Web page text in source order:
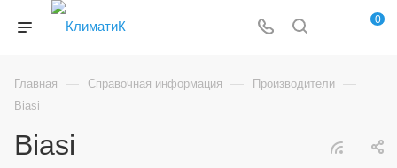
0
Главная — Справочная информация — Производители —
Biasi
Biasi